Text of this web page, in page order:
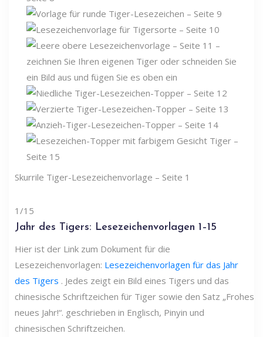
Skurrile Tiger-Lesezeichenvorlage – Seite 1
1/15
Jahr des Tigers: Lesezeichenvorlagen 1–15
Hier ist der Link zum Dokument für die
Lesezeichenvorlagen: Lesezeichenvorlagen für das Jahr
des Tigers . Jedes zeigt ein Bild eines Tigers und das
chinesische Schriftzeichen für Tiger sowie den Satz „Frohes
neues Jahr!“. geschrieben in Englisch, Pinyin und
chinesischen Schriftzeichen.